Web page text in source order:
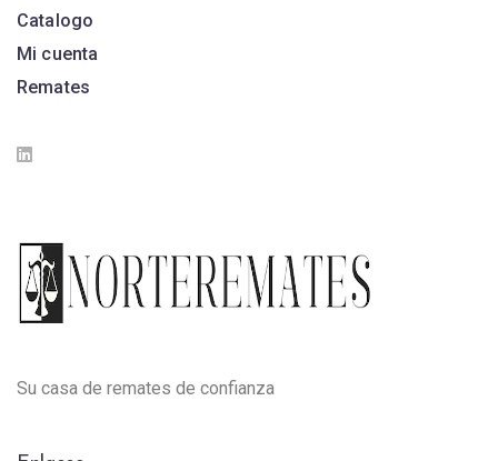
Catalogo
Mi cuenta
Remates
Su casa de remates de confianza